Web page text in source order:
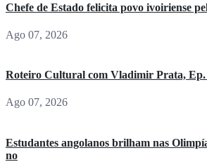
Chefe de Estado felicita povo ivoiriense
Ago 07, 2026
Roteiro Cultural com Vladimir Prata, Ep.
Ago 07, 2026
Estudantes angolanos brilham nas
no